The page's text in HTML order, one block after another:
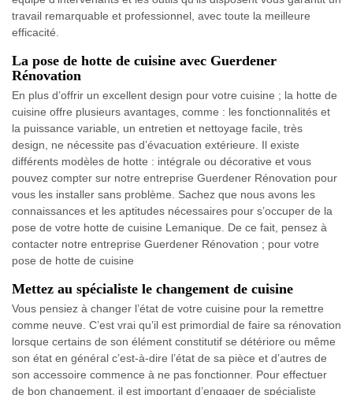
travail remarquable et professionnel, avec toute la meilleure
efficacité.
La pose de hotte de cuisine avec Guerdener
Rénovation
En plus d’offrir un excellent design pour votre cuisine ; la hotte de
cuisine offre plusieurs avantages, comme : les fonctionnalités et
la puissance variable, un entretien et nettoyage facile, très
design, ne nécessite pas d’évacuation extérieure. Il existe
différents modèles de hotte : intégrale ou décorative et vous
pouvez compter sur notre entreprise Guerdener Rénovation pour
vous les installer sans problème. Sachez que nous avons les
connaissances et les aptitudes nécessaires pour s’occuper de la
pose de votre hotte de cuisine Lemanique. De ce fait, pensez à
contacter notre entreprise Guerdener Rénovation ; pour votre
pose de hotte de cuisine
Mettez au spécialiste le changement de cuisine
Vous pensiez à changer l’état de votre cuisine pour la remettre
comme neuve. C’est vrai qu’il est primordial de faire sa rénovation
lorsque certains de son élément constitutif se détériore ou même
son état en général c’est-à-dire l’état de sa pièce et d’autres de
son accessoire commence à ne pas fonctionner. Pour effectuer
de bon changement, il est important d’engager de spécialiste